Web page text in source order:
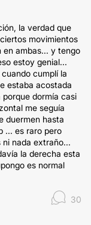
la verdad que
movimientos
en ambas... y tengo
estoy genial...
cumplí la
estaba acostada
dormía casi
me seguía
duermen hasta
... es raro pero
ni nada extraño...
la derecha esta
es normal
30